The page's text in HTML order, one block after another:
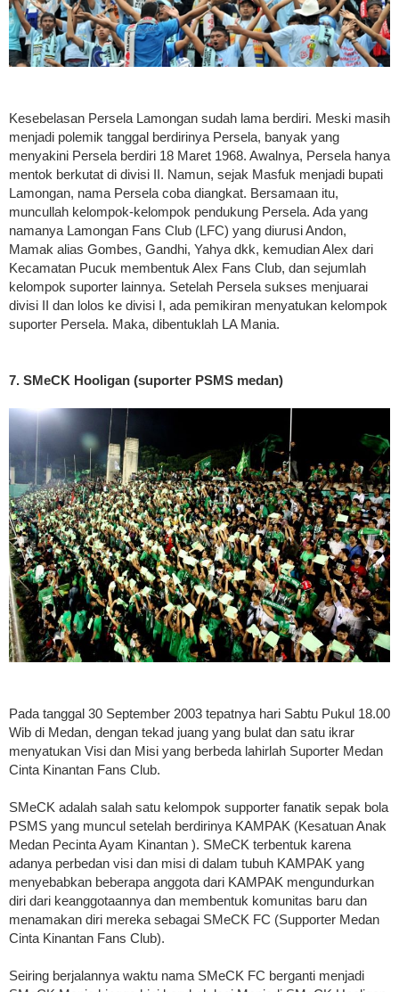
Kesebelasan Persela Lamongan sudah lama berdiri. Meski masih
menjadi polemik tanggal berdirinya Persela, banyak yang
menyakini Persela berdiri 18 Maret 1968. Awalnya, Persela hanya
mentok berkutat di divisi II. Namun, sejak Masfuk menjadi bupati
Lamongan, nama Persela coba diangkat. Bersamaan itu,
muncullah kelompok-kelompok pendukung Persela. Ada yang
namanya Lamongan Fans Club (LFC) yang diurusi Andon,
Mamak alias Gombes, Gandhi, Yahya dkk, kemudian Alex dari
Kecamatan Pucuk membentuk Alex Fans Club, dan sejumlah
kelompok suporter lainnya. Setelah Persela sukses menjuarai
divisi II dan lolos ke divisi I, ada pemikiran menyatukan kelompok
suporter Persela. Maka, dibentuklah LA Mania.
7. SMeCK Hooligan (suporter PSMS medan)
Pada tanggal 30 September 2003 tepatnya hari Sabtu Pukul 18.00
Wib di Medan, dengan tekad juang yang bulat dan satu ikrar
menyatukan Visi dan Misi yang berbeda lahirlah Suporter Medan
Cinta Kinantan Fans Club.
SMeCK adalah salah satu kelompok supporter fanatik sepak bola
PSMS yang muncul setelah berdirinya KAMPAK (Kesatuan Anak
Medan Pecinta Ayam Kinantan ). SMeCK terbentuk karena
adanya perbedan visi dan misi di dalam tubuh KAMPAK yang
menyebabkan beberapa anggota dari KAMPAK mengundurkan
diri dari keanggotaannya dan membentuk komunitas baru dan
menamakan diri mereka sebagai SMeCK FC (Supporter Medan
Cinta Kinantan Fans Club).
Seiring berjalannya waktu nama SMeCK FC berganti menjadi